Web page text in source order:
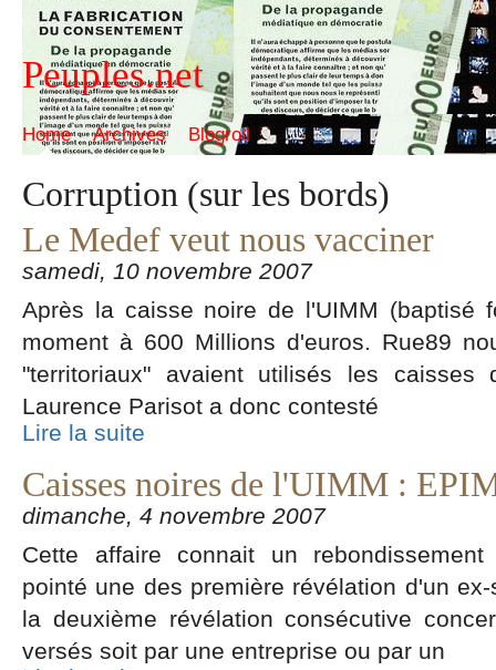
Peuples.net
Home Archives Blogroll
Corruption (sur les bords)
Le Medef veut nous vacciner
samedi, 10 novembre 2007
Après la caisse noire de l'UIMM (baptisé
moment à 600 Millions d'euros. Rue89
"territoriaux" avaient utilisés les
Laurence Parisot a donc contesté
Lire la suite
Caisses noires de l'UIMM :
dimanche, 4 novembre 2007
Cette affaire connait un
pointé une des première révélation d'un
la deuxième révélation consécutive
versés soit par une entreprise ou par un